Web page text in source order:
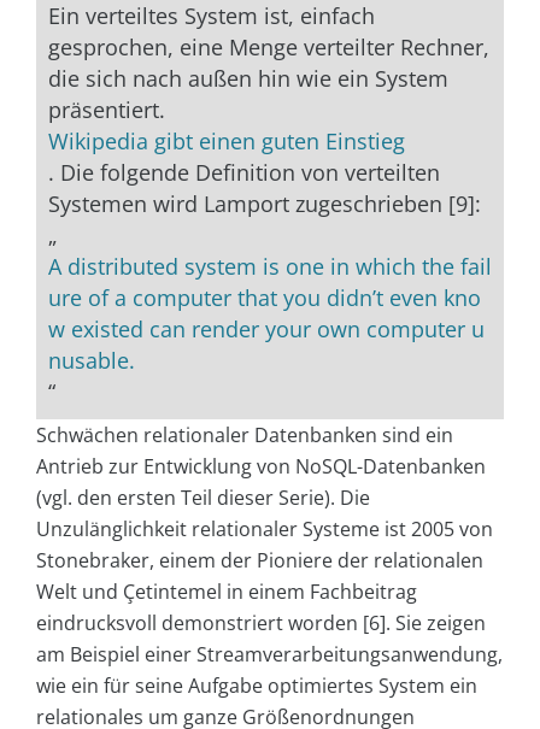
Ein verteiltes System ist, einfach
gesprochen, eine Menge verteilter Rechner,
die sich nach außen hin wie ein System
präsentiert.
Wikipedia gibt einen guten Einstieg
. Die folgende Definition von verteilten
Systemen wird Lamport zugeschrieben [9]:
„
A distributed system is one in which the fail
ure of a computer that you didn’t even kno
w existed can render your own computer u
nusable.
“
Schwächen relationaler Datenbanken sind ein
Antrieb zur Entwicklung von NoSQL-Datenbanken
(vgl. den ersten Teil dieser Serie). Die
Unzulänglichkeit relationaler Systeme ist 2005 von
Stonebraker, einem der Pioniere der relationalen
Welt und Çetintemel in einem Fachbeitrag
eindrucksvoll demonstriert worden [6]. Sie zeigen
am Beispiel einer Streamverarbeitungsanwendung,
wie ein für seine Aufgabe optimiertes System ein
relationales um ganze Größenordnungen